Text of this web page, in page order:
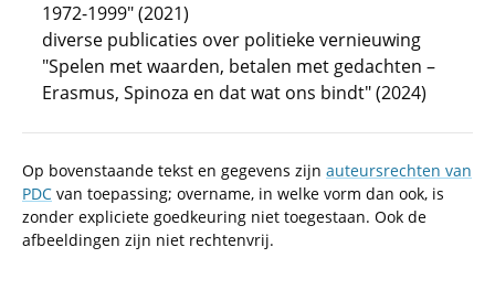
1972-1999" (2021)
diverse publicaties over politieke vernieuwing
"Spelen met waarden, betalen met gedachten –
Erasmus, Spinoza en dat wat ons bindt" (2024)
Op bovenstaande tekst en gegevens zijn auteursrechten van
PDC van toepassing; overname, in welke vorm dan ook, is
zonder expliciete goedkeuring niet toegestaan. Ook de
afbeeldingen zijn niet rechtenvrij.